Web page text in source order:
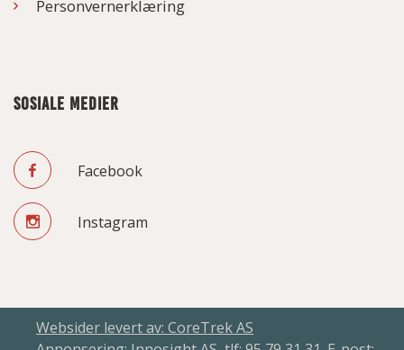
Personvernerklæring
SOSIALE MEDIER
Facebook
Instagram
Websider levert av: CoreTrek AS